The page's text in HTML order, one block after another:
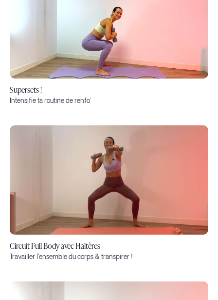
Supersets !
Intensifie ta routine de renfo'
Circuit Full Body avec Haltères
Travailler l'ensemble du corps & transpirer !